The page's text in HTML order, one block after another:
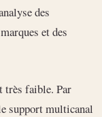
des
et des
très faible. Par
support multicanal